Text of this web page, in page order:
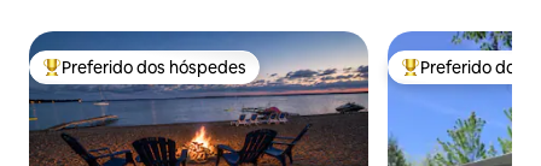
Entre os melhores preferidos dos hóspedes
Preferido dos hóspedes Entre os
Preferido dos